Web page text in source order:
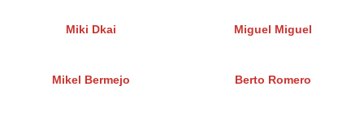
Miki Dkai Miguel Miguel
Mikel Bermejo Berto Romero